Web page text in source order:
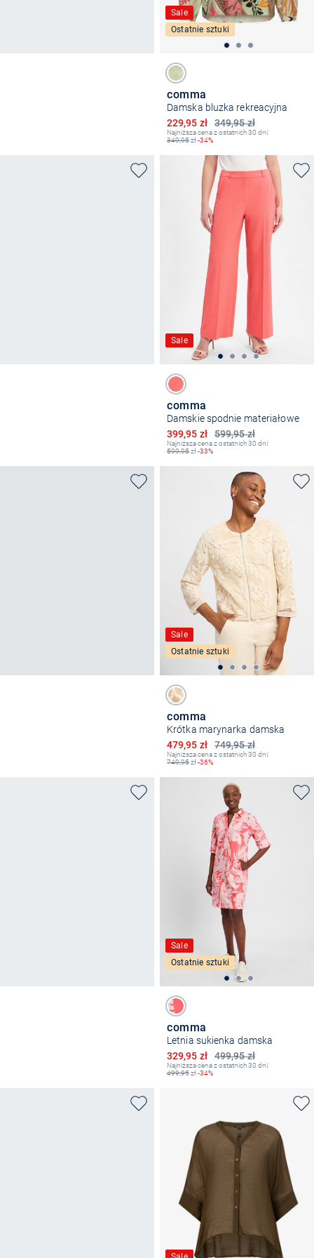
Sale
Ostatnie sztuki
comma
Damska bluzka rekreacyjna
349,95 zł
Obniżona cena
229,95 zł
Najniższa cena z ostatnich 30 dni:
349,95zł-34%
Sale
comma
Damskie spodnie materiałowe
599,95 zł
Obniżona cena
399,95 zł
Najniższa cena z ostatnich 30 dni:
599,95zł-33%
Sale
Ostatnie sztuki
comma
Krótka marynarka damska
749,95 zł
Obniżona cena
479,95 zł
Najniższa cena z ostatnich 30 dni:
749,95zł-36%
Sale
Ostatnie sztuki
comma
Letnia sukienka damska
499,95 zł
Obniżona cena
329,95 zł
Najniższa cena z ostatnich 30 dni:
499,95zł-34%